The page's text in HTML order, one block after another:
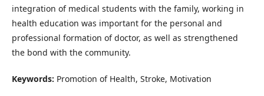
integration of medical students with the family, working in
health education was important for the personal and
professional formation of doctor, as well as strengthened
the bond with the community.
Keywords: Promotion of Health, Stroke, Motivation